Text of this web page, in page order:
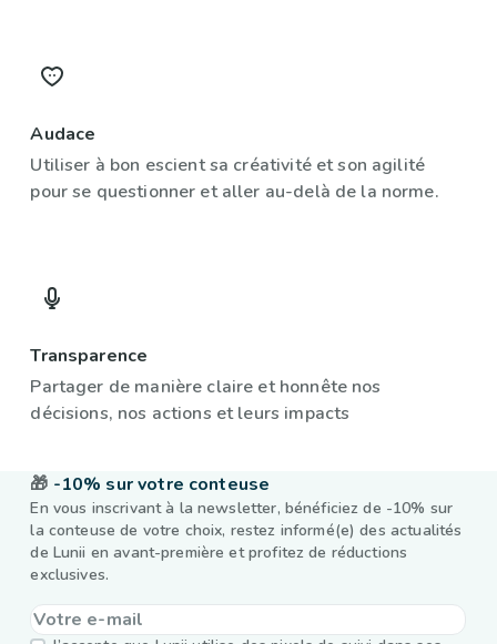
Audace
Utiliser à bon escient sa créativité et son agilité
pour se questionner et aller au-delà de la norme.
Transparence
Partager de manière claire et honnête nos
décisions, nos actions et leurs impacts
🎁 -10% sur votre conteuse
En vous inscrivant à la newsletter, bénéficiez de -10% sur
la conteuse de votre choix, restez informé(e) des actualités
de Lunii en avant-première et profitez de réductions
exclusives.